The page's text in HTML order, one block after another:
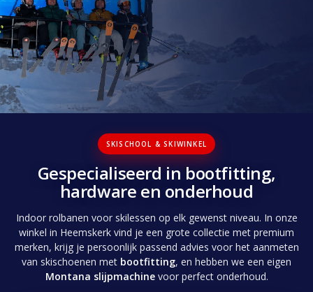
Travel
koopgidsen
Log in Skinext
SKISCHOOL & SKIWINKEL
Gespecialiseerd in bootfitting,
hardware en onderhoud
Indoor rolbanen voor skilessen op elk gewenst niveau. In onze
winkel in Heemskerk vind je een grote collectie met premium
merken, krijg je persoonlijk passend advies voor het aanmeten
van skischoenen met bootfitting, en hebben we een eigen
Montana slijpmachinevoor perfect onderhoud.